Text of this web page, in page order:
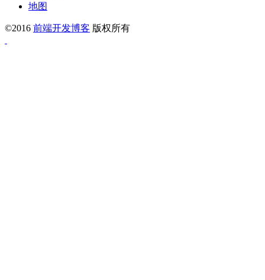
地图
©2016 前端开发博客 版权所有